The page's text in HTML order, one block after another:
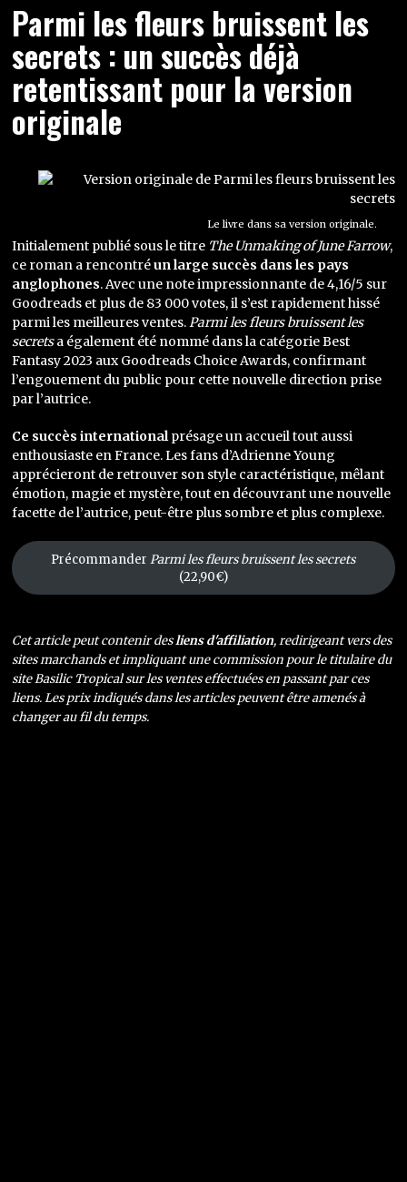
Parmi les fleurs bruissent les
secrets : un succès déjà
retentissant pour la version
originale
Le livre dans sa version originale.
Initialement publié sous le titre The Unmaking of June Farrow,
ce roman a rencontréun large succès dans les pays
anglophones. Avec une note impressionnante de 4,16/5 sur
Goodreads et plus de 83 000 votes, il s’est rapidement hissé
parmi les meilleures ventes.Parmi les fleurs bruissent les
secretsa également été nommé dans la catégorie Best
Fantasy 2023 aux Goodreads Choice Awards, confirmant
l’engouement du public pour cette nouvelle direction prise
par l’autrice.
Ce succès internationalprésage un accueil tout aussi
enthousiaste en France. Les fans d’Adrienne Young
apprécieront de retrouver son style caractéristique, mêlant
émotion, magie et mystère, tout en découvrant une nouvelle
facette de l’autrice, peut-être plus sombre et plus complexe.
PrécommanderParmi les fleurs bruissent les secrets
(22,90€)
Cet article peut contenir desliens d'affiliation, redirigeant vers des
sites marchands et impliquant une commission pour le titulaire du
site Basilic Tropical sur les ventes effectuées en passant par ces
liens. Les prix indiqués dans les articles peuvent être amenés à
changer au fil du temps.